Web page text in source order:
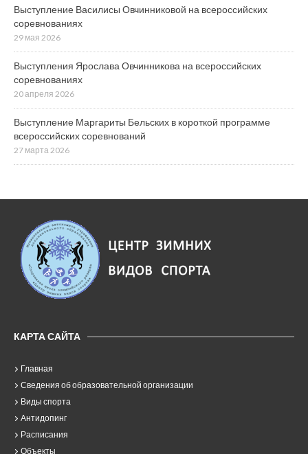
Выступление Василисы Овчинниковой на всероссийских
соревнованиях
29 мая 2026
Выступления Ярослава Овчинникова на всероссийских
соревнованиях
20 апреля 2026
Выступление Маргариты Бельских в короткой программе
всероссийских соревнований
27 марта 2026
КАРТА САЙТА
Главная
Сведения об образовательной организации
Виды спорта
Антидопинг
Расписания
Объекты